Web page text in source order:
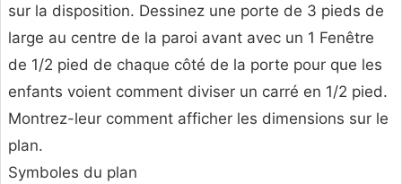
sur la disposition. Dessinez une porte de 3 pieds de
large au centre de la paroi avant avec un 1 Fenêtre
de 1/2 pied de chaque côté de la porte pour que les
enfants voient comment diviser un carré en 1/2 pied.
Montrez-leur comment afficher les dimensions sur le
plan.
Symboles du plan